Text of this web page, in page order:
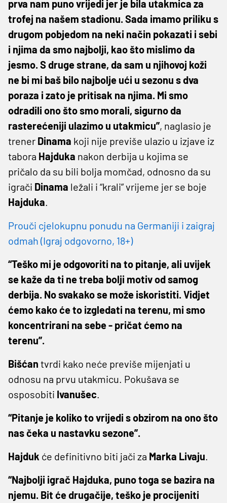
prva nam puno vrijedi jer je bila utakmica za
trofej na našem stadionu. Sada imamo priliku s
drugom pobjedom na neki način pokazati i sebi
i njima da smo najbolji, kao što mislimo da
jesmo. S druge strane, da sam u njihovoj koži
ne bi mi baš bilo najbolje ući u sezonu s dva
poraza i zato je pritisak na njima. Mi smo
odradili ono što smo morali, sigurno da
rasterećeniji ulazimo u utakmicu”, naglasio je
trener Dinama koji nije previše ulazio u izjave iz
tabora Hajduka nakon derbija u kojima se
pričalo da su bili bolja momčad, odnosno da su
igrači Dinama ležali i “krali” vrijeme jer se boje
Hajduka.
Prouči cjelokupnu ponudu na Germaniji i zaigraj
odmah (Igraj odgovorno, 18+)
“Teško mi je odgovoriti na to pitanje, ali uvijek
se kaže da ti ne treba bolji motiv od samog
derbija. No svakako se može iskoristiti. Vidjet
ćemo kako će to izgledati na terenu, mi smo
koncentrirani na sebe - pričat ćemo na
terenu”.
Bišćan tvrdi kako neće previše mijenjati u
odnosu na prvu utakmicu. Pokušava se
osposobiti Ivanušec.
“Pitanje je koliko to vrijedi s obzirom na ono što
nas čeka u nastavku sezone”.
Hajduk će definitivno biti jači za Marka Livaju.
“Najbolji igrač Hajduka, puno toga se bazira na
njemu. Bit će drugačije, teško je procijeniti